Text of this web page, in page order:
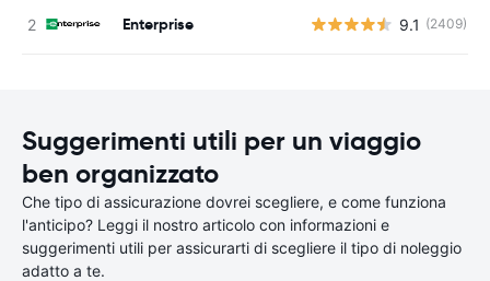
Enterprise 9.1 (2409)
Suggerimenti utili per un viaggio
ben organizzato
Che tipo di assicurazione dovrei scegliere, e come funziona
l'anticipo? Leggi il nostro articolo con informazioni e
suggerimenti utili per assicurarti di scegliere il tipo di noleggio
adatto a te.